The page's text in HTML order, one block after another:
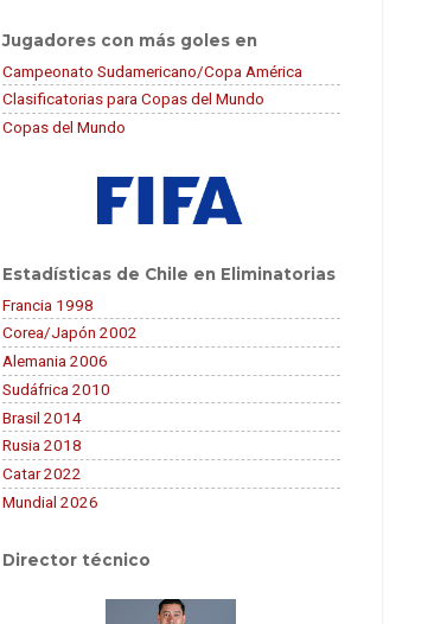
Jugadores con más goles en
Campeonato Sudamericano/Copa América
Clasificatorias para Copas del Mundo
Copas del Mundo
Estadísticas de Chile en Eliminatorias
Francia 1998
Corea/Japón 2002
Alemania 2006
Sudáfrica 2010
Brasil 2014
Rusia 2018
Catar 2022
Mundial 2026
Director técnico